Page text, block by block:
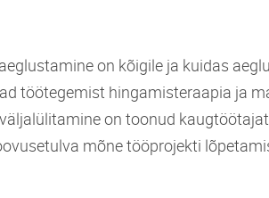
on kõigile ja kuidas
töötegemist hingamisteraapia ja
on toonud
mõne tööprojekti